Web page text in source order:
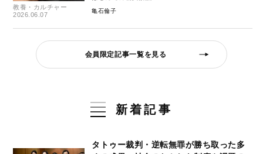
教養・カルチャー
2026.06.07
亀石倫子
会員限定記事一覧を見る
新着記事
タトゥー裁判・逆転無罪が勝ち取った多